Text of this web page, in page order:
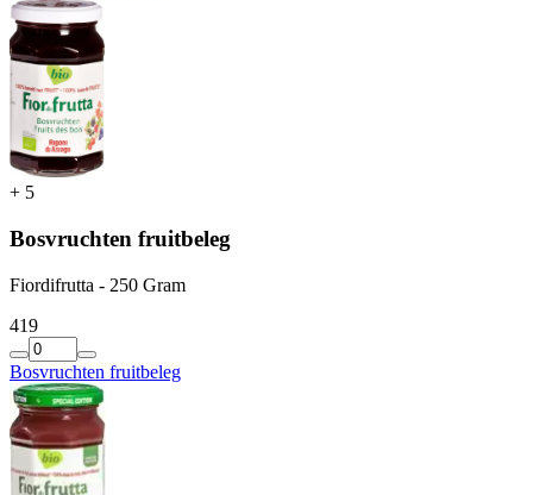
+ 5
Bosvruchten fruitbeleg
Fiordifrutta - 250 Gram
419
Bosvruchten fruitbeleg